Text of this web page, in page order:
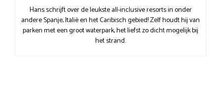
Hans schrijft over de leukste all-inclusive resorts in onder
andere Spanje, Italië en het Caribisch gebied! Zelf houdt hij van
parken met een groot waterpark, het liefst zo dicht mogelijk bij
het strand.